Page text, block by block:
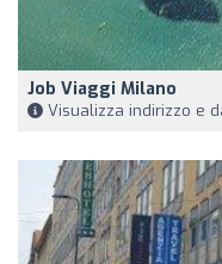
Job Viaggi Milano
Visualizza indirizzo e